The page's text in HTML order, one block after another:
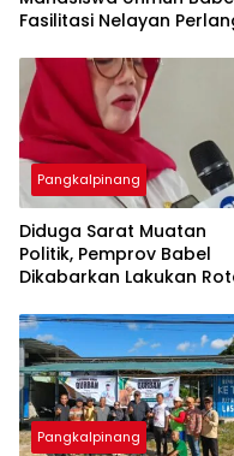
Fasilitasi Nelayan
di KSOP Pangkalbalam
Pangkalpinang
‎Diduga Sarat Muatan
Politik, Pemprov Babel
Dikabarkan Lakukan
Pangkalpinang